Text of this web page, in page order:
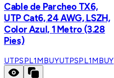
Cable de Parcheo TX6,
UTP Cat6, 24 AWG, LSZH,
Color Azul, 1 Metro (3.28
Pies)
UTPSPL1MBUYUTPSPL1MBUY